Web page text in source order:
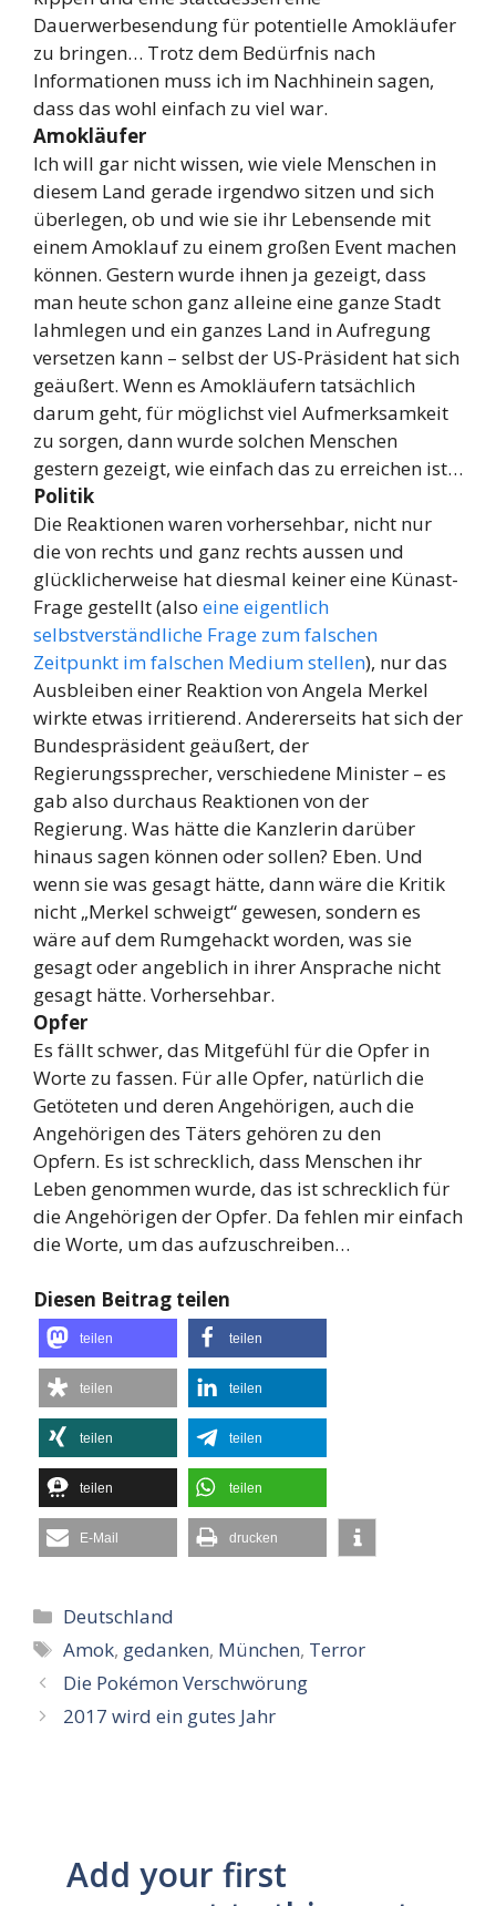
Dauerwerbesendung für potentielle Amokläufer
zu bringen… Trotz dem Bedürfnis nach
Informationen muss ich im Nachhinein sagen,
dass das wohl einfach zu viel war.
Amokläufer
Ich will gar nicht wissen, wie viele Menschen in
diesem Land gerade irgendwo sitzen und sich
überlegen, ob und wie sie ihr Lebensende mit
einem Amoklauf zu einem großen Event machen
können. Gestern wurde ihnen ja gezeigt, dass
man heute schon ganz alleine eine ganze Stadt
lahmlegen und ein ganzes Land in Aufregung
versetzen kann – selbst der US-Präsident hat sich
geäußert. Wenn es Amokläufern tatsächlich
darum geht, für möglichst viel Aufmerksamkeit
zu sorgen, dann wurde solchen Menschen
gestern gezeigt, wie einfach das zu erreichen ist…
Politik
Die Reaktionen waren vorhersehbar, nicht nur
die von rechts und ganz rechts aussen und
glücklicherweise hat diesmal keiner eine Künast-
Frage gestellt (also eine eigentlich
selbstverständliche Frage zum falschen
Zeitpunkt im falschen Medium stellen), nur das
Ausbleiben einer Reaktion von Angela Merkel
wirkte etwas irritierend. Andererseits hat sich der
Bundespräsident geäußert, der
Regierungssprecher, verschiedene Minister – es
gab also durchaus Reaktionen von der
Regierung. Was hätte die Kanzlerin darüber
hinaus sagen können oder sollen? Eben. Und
wenn sie was gesagt hätte, dann wäre die Kritik
nicht „Merkel schweigt“ gewesen, sondern es
wäre auf dem Rumgehackt worden, was sie
gesagt oder angeblich in ihrer Ansprache nicht
gesagt hätte. Vorhersehbar.
Opfer
Es fällt schwer, das Mitgefühl für die Opfer in
Worte zu fassen. Für alle Opfer, natürlich die
Getöteten und deren Angehörigen, auch die
Angehörigen des Täters gehören zu den
Opfern. Es ist schrecklich, dass Menschen ihr
Leben genommen wurde, das ist schrecklich für
die Angehörigen der Opfer. Da fehlen mir einfach
die Worte, um das aufzuschreiben…
Diesen Beitrag teilen
teilen teilen
teilen teilen
teilen teilen
teilen teilen
E-Mail drucken
Kategorien
Deutschland
Schlagwörter
Amok, gedanken, München, Terror
Die Pokémon Verschwörung
2017 wird ein gutes Jahr
Add your first